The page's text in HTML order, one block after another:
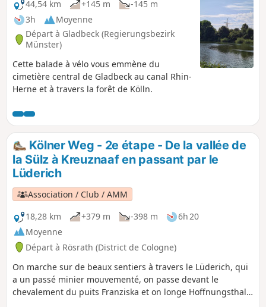
44,54 km
+145 m
-145 m
3h
Moyenne
Départ à Gladbeck (Regierungsbezirk
Münster)
Cette balade à vélo vous emmène du
cimetière central de Gladbeck au canal Rhin-
Herne et à travers la forêt de Kölln.
Kölner Weg - 2e étape - De la vallée de
la Sülz à Kreuznaaf en passant par le
Lüderich
Association / Club / AMM
18,28 km
+379 m -398 m
6h 20
Moyenne
Départ à Rösrath (District de Cologne)
On marche sur de beaux sentiers à travers le Lüderich, qui
a un passé minier mouvementé, on passe devant le
chevalement du puits Franziska et on longe Hoffnungsthal.